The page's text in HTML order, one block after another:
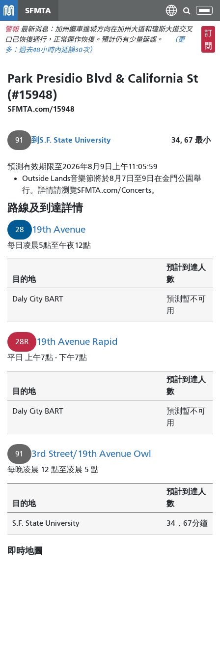
主
要
SFMTA
切
換
導
航
警報 最新消息：加州纜車進城方向在加州大道和瓊斯大道交叉
口已恢復通行，正常運作恢復。預計仍有少量延誤。
（更
多： 過去48小時內延誤30次）
訂
閱
Park Presidio Blvd & California St
(#15948)
SFMTA.com/15948
91 到 S.F. State University 34, 67 最小
預測有效期限至2026年8月9日上午11:05:59
Outside Lands音樂節將於8月7日至9日在金門公園舉
行。詳情請瀏覽SFMTA.com/Concerts。
路線及到達詳情
28 19th Avenue
每日凌晨5點至午夜12點
目的地
預計到達人
數
Daly City BART
預測暫不可
用
28R 19th Avenue Rapid
平日 上午7點 - 下午7點
目的地
預計到達人
數
Daly City BART
預測暫不可
用
91 3rd Street/19th Avenue Owl
每晚凌晨 12 點至凌晨 5 點
目的地
預計到達人
數
S.F. State University 34，67分鐘
即時地圖